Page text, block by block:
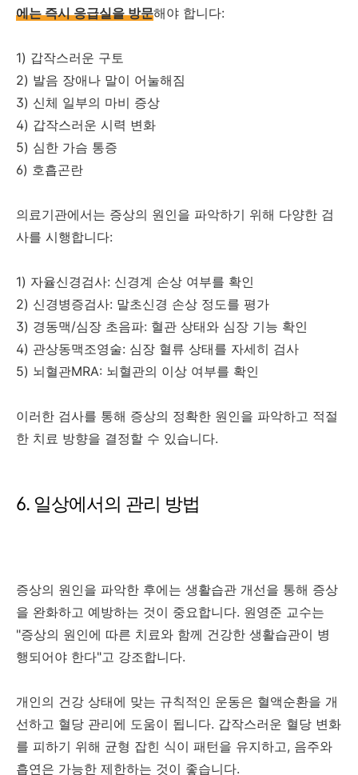
에는 즉시 응급실을 방문해야 합니다:
1) 갑작스러운 구토
2) 발음 장애나 말이 어눌해짐
3) 신체 일부의 마비 증상
4) 갑작스러운 시력 변화
5) 심한 가슴 통증
6) 호흡곤란
의료기관에서는 증상의 원인을 파악하기 위해 다양한 검
사를 시행합니다:
1) 자율신경검사: 신경계 손상 여부를 확인
2) 신경병증검사: 말초신경 손상 정도를 평가
3) 경동맥/심장 초음파: 혈관 상태와 심장 기능 확인
4) 관상동맥조영술: 심장 혈류 상태를 자세히 검사
5) 뇌혈관MRA: 뇌혈관의 이상 여부를 확인
이러한 검사를 통해 증상의 정확한 원인을 파악하고 적절
한 치료 방향을 결정할 수 있습니다.
6. 일상에서의 관리 방법
증상의 원인을 파악한 후에는 생활습관 개선을 통해 증상
을 완화하고 예방하는 것이 중요합니다. 원영준 교수는
"증상의 원인에 따른 치료와 함께 건강한 생활습관이 병
행되어야 한다"고 강조합니다.
개인의 건강 상태에 맞는 규칙적인 운동은 혈액순환을 개
선하고 혈당 관리에 도움이 됩니다. 갑작스러운 혈당 변화
를 피하기 위해 균형 잡힌 식이 패턴을 유지하고, 음주와
흡연은 가능한 제한하는 것이 좋습니다.